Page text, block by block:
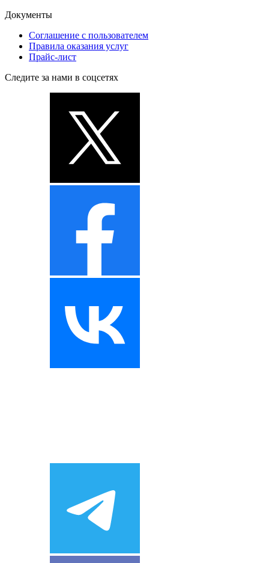
Документы
Соглашение с пользователем
Правила оказания услуг
Прайс-лист
Следите за нами в соцсетях